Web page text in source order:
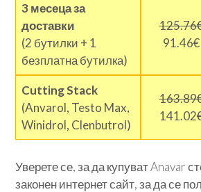
3 месеца за
доставки
(2 бутилки + 1
безплатна бутилка)
91.46€
Cutting Stack
(Anvarol, Testo Max,
Winidrol, Clenbutrol)
Уверете се, за да купуват Anavar
законен интернет сайт, за да се